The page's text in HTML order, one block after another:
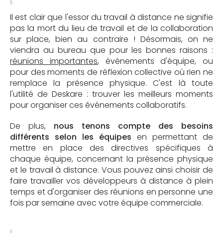
Il est clair que l'essor du travail à distance ne signifie
pas la mort du lieu de travail et de la collaboration
sur place, bien au contraire ! Désormais, on ne
viendra au bureau que pour les bonnes raisons :
réunions importantes, événements d'équipe, ou
pour des moments de réflexion collective où rien ne
remplace la présence physique. C'est là toute
l'utilité de Deskare : trouver les meilleurs moments
pour organiser ces événements collaboratifs.
De plus, nous tenons compte des besoins
différents selon les équipes en permettant de
mettre en place des directives spécifiques à
chaque équipe, concernant la présence physique
et le travail à distance. Vous pouvez ainsi choisir de
faire travailler vos développeurs à distance à plein
temps et d'organiser des réunions en personne une
fois par semaine avec votre équipe commerciale.